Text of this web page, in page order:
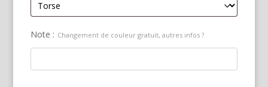
Note : Changement de couleur gratuit, autres infos ?